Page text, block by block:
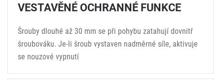
VESTAVĚNÉ OCHRANNÉ FUNKCE
Šrouby dlouhé až 30 mm se při pohybu zatahují dovnitř
šroubováku. Je-li šroub vystaven nadměrné síle, aktivuje
se nouzové vypnutí